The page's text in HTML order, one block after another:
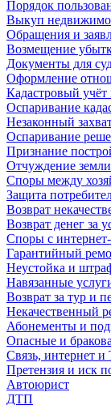
Порядок
Выкуп
Обращения и
Возмещение
Документы для
Оформление
Кадастровый учёт
Оспаривание
Незаконный
Оспаривание
Признание
Отчуждение земли
Споры между
Защита
Возврат
Возврат денег за
Споры с
Гарантийный
Неустойка и
Навязанные
Возврат за тур и
Некачественный
Абонементы и
Опасные и
Связь, интернет и
Претензия и иск
Автоюрист
ДТП